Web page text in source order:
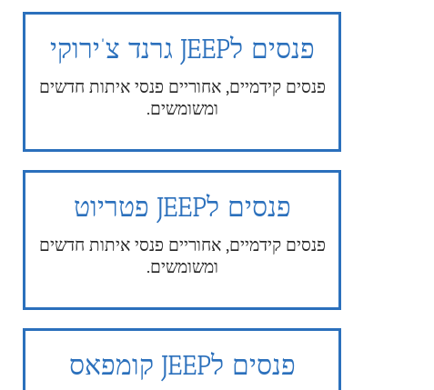
פנסים לJEEP גרנד צ’ירוקי
פנסים קידמיים, אחוריים פנסי איתות חדשים
ומשומשים.
פנסים לJEEP פטריוט
פנסים קידמיים, אחוריים פנסי איתות חדשים
ומשומשים.
פנסים לJEEP קומפאס